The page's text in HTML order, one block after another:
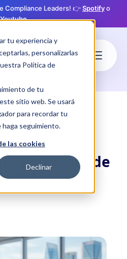
tu experiencia y
personalizarlas
Política de
de tu
sitio web. Se usará
para recordar tu
seguimiento.
las cookies
Declinar
Compliance Leaders! 👉Spotifyo
Youtube
de factoring y fintech
empresas de